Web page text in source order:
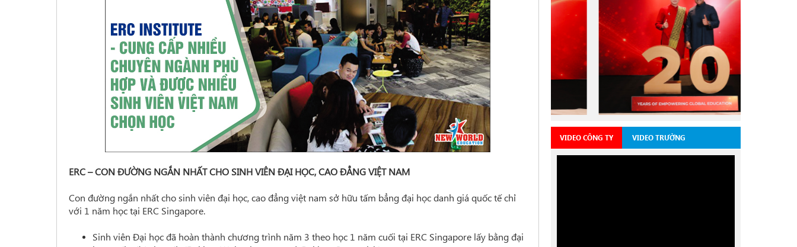
ERC – CON ĐƯỜNG NGẮN NHẤT CHO SINH VIÊN ĐẠI HỌC, CAO ĐẲNG VIỆT NAM
Con đường ngắn nhất cho sinh viên đại học, cao đẳng việt nam sở hữu tấm bẳng đại học danh giá quốc tế chỉ
với 1 năm học tại ERC Singapore.
Sinh viên Đại học đã hoàn thành chương trình năm 3 theo học 1 năm cuối tại ERC Singapore lấy bằng đại
VIDEO CÔNG TY VIDEO TRƯỜNG